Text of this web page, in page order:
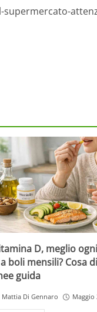
supermercato-
D, meglio
boli mensili? Cosa
guida
Mattia Di Gennaro Maggio